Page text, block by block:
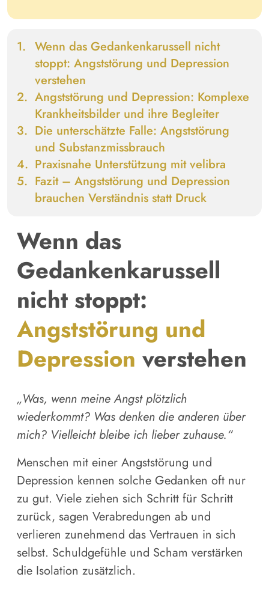
Wenn das Gedankenkarussell nicht
stoppt: Angststörung und Depression
verstehen
Angststörung und Depression: Komplexe
Krankheitsbilder und ihre Begleiter
Die unterschätzte Falle: Angststörung
und Substanzmissbrauch
Praxisnahe Unterstützung mitvelibra
Fazit – Angststörung und Depression
brauchen Verständnis statt Druck
Wenn das
Gedankenkarussell
nicht stoppt:
Angststörung und
Depression verstehen
„Was, wenn meine Angst plötzlich
wiederkommt? Was denken die anderen über
mich? Vielleicht bleibe ich lieber zuhause.“
Menschen mit einer Angststörung und
Depression kennen solche Gedanken oft nur
zu gut. Viele ziehen sich Schritt für Schritt
zurück, sagen Verabredungen ab und
verlieren zunehmend das Vertrauen in sich
selbst. Schuldgefühle und Scham verstärken
die Isolation zusätzlich.